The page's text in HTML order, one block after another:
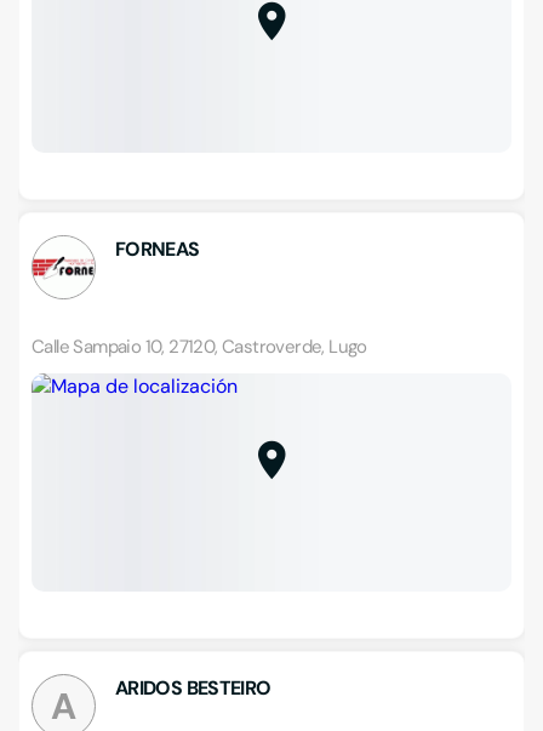
FORNEAS
Calle Sampaio 10, 27120, Castroverde, Lugo
A ARIDOS BESTEIRO